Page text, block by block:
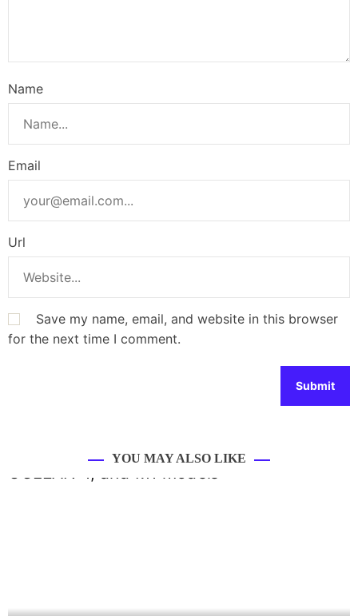
Name
Email
Url
Save my name, email, and website in this browser
for the next time I comment.
YOU MAY ALSO LIKE